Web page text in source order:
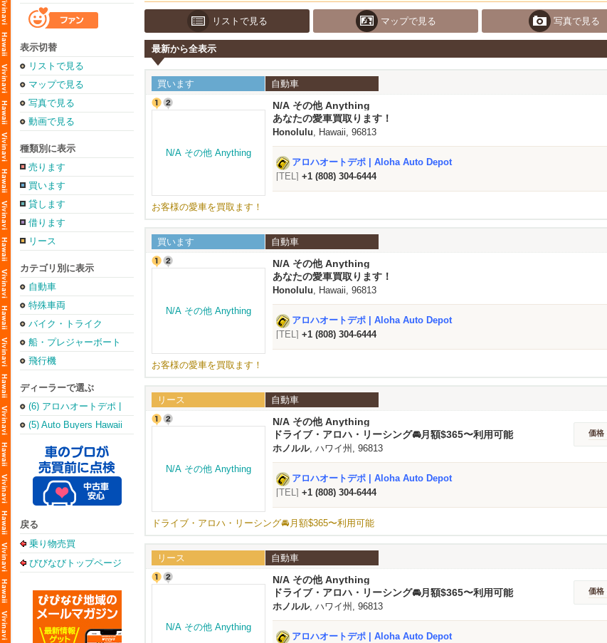
表示切替
リストで見る
マップで見る
写真で見る
動画で見る
種類別に表示
売ります
買います
貸します
借ります
リース
カテゴリ別に表示
自動車
特殊車両
バイク・トライク
船・プレジャーボート
飛行機
ディーラーで選ぶ
(6) アロハオートデポ |
Aloha Auto Depot
(5) Auto Buyers Hawaii
戻る
乗り物売買
びびなびトップページ
リストで見る マップで見る 写真で見る
最新から全表示
買います 自動車
N/A その他 Anything
あなたの愛車買取ります！
Honolulu, Hawaii, 96813
アロハオートデポ | Aloha Auto Depot
[TEL] +1 (808) 304-6444
お客様の愛車を買取ます！
買います 自動車
N/A その他 Anything
あなたの愛車買取ります！
Honolulu, Hawaii, 96813
アロハオートデポ | Aloha Auto Depot
[TEL] +1 (808) 304-6444
お客様の愛車を買取ます！
リース 自動車
N/A その他 Anything
ドライブ・アロハ・リーシング🚘️月額$365〜利用可能
ホノルル, ハワイ州, 96813
価格
アロハオートデポ | Aloha Auto Depot
[TEL] +1 (808) 304-6444
ドライブ・アロハ・リーシング🚘️月額$365〜利用可能
リース 自動車
N/A その他 Anything
ドライブ・アロハ・リーシング🚘️月額$365〜利用可能
ホノルル, ハワイ州, 96813
価格
アロハオートデポ | Aloha Auto Depot